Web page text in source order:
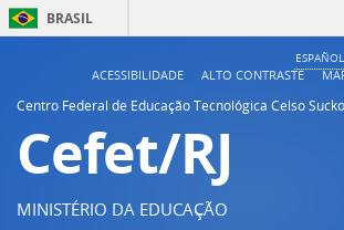
BRASIL
ESPAÑOL
ACESSIBILIDADE ALTO CONTRASTE
Centro Federal de Educação Tecnológica Celso
Cefet/RJ
MINISTÉRIO DA EDUCAÇÃO